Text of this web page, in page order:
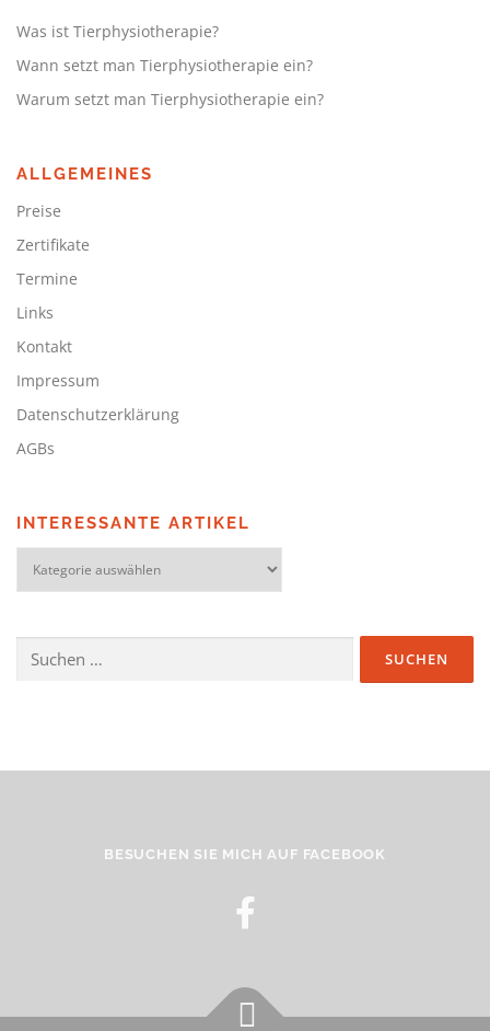
Was ist Tierphysiotherapie?
Wann setzt man Tierphysiotherapie ein?
Warum setzt man Tierphysiotherapie ein?
ALLGEMEINES
Preise
Zertifikate
Termine
Links
Kontakt
Impressum
Datenschutzerklärung
AGBs
INTERESSANTE ARTIKEL
BESUCHEN SIE MICH AUF FACEBOOK